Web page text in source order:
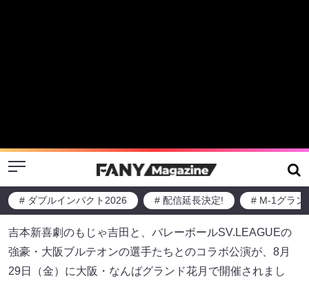
2025-09-05 ニュース レポート
吉本新喜劇のもじゃ吉田と、バレーボールSV.LEAGUEの
強豪・大阪ブルテオンの選手たちとのコラボ公演が、8月
29日（金）に大阪・なんばグランド花月で開催されまし